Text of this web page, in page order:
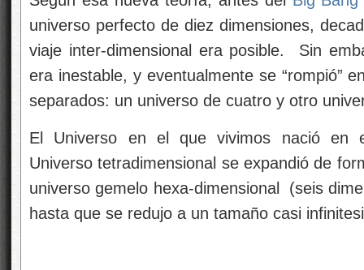
universo perfecto de diez dimensiones,
viaje inter-dimensional era posible. Sin
era inestable, y eventualmente se “rompió”
separados: un universo de cuatro y otro
El Universo en el que vivimos nació en
Universo tetradimensional se expandió de
universo gemelo hexa-dimensional (seis
hasta que se redujo a un tamaño casi